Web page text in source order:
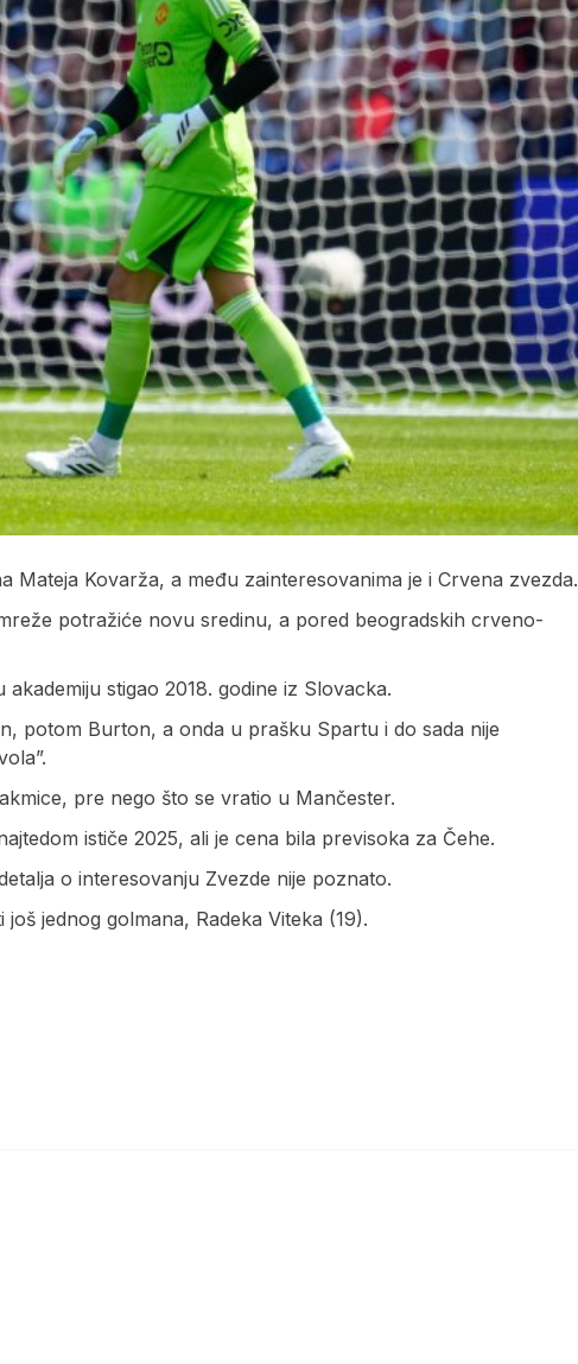
Mateja Kovarža, a među zainteresovanima je i Crvena zvezda.
potražiće novu sredinu, a pored beogradskih crveno-
stigao 2018. godine iz Slovacka.
potom Burton, a onda u prašku Spartu i do sada nije
pre nego što se vratio u Mančester.
ističe 2025, ali je cena bila previsoka za Čehe.
o interesovanju Zvezde nije poznato.
jednog golmana, Radeka Viteka (19).